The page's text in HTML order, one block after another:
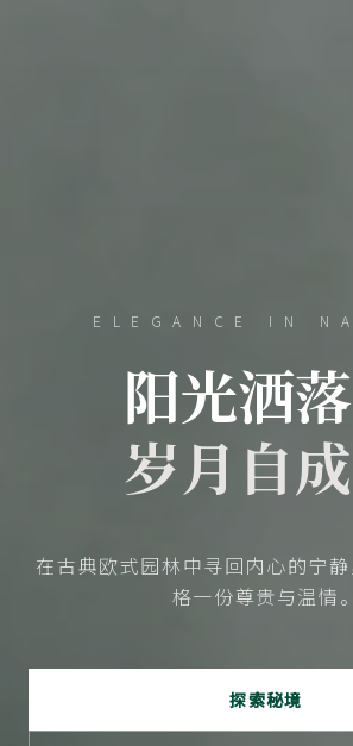
ELEGANCE IN
阳光洒
岁月自
在古典欧式园林中寻回内心的宁
格一份尊贵与温情。
探索秘境